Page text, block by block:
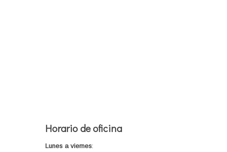
Horario de oficina
Lunes a viernes: